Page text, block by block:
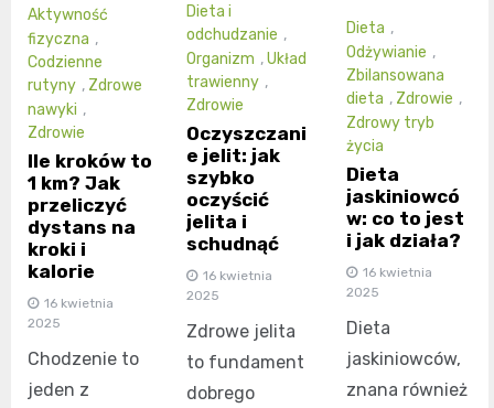
Aktywność
fizyczna ,
Codzienne
rutyny , Zdrowe
nawyki ,
Zdrowie
Ile kroków to
1 km? Jak
przeliczyć
dystans na
kroki i
kalorie
16 kwietnia
2025
Chodzenie to
jeden z
Dieta i
odchudzanie ,
Organizm ,Układ
trawienny ,
Zdrowie
Oczyszczani
e jelit: jak
szybko
oczyścić
jelita i
schudnąć
16 kwietnia
2025
Zdrowe jelita
to fundament
dobrego
Dieta ,
Odżywianie ,
Zbilansowana
dieta , Zdrowie ,
Zdrowy tryb
życia
Dieta
jaskiniowcó
w: co to jest
i jak działa?
16 kwietnia
2025
Dieta
jaskiniowców,
znana również